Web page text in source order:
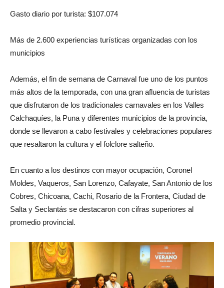
Gasto diario por turista: $107.074
Más de 2.600 experiencias turísticas organizadas con los
municipios
Además, el fin de semana de Carnaval fue uno de los puntos
más altos de la temporada, con una gran afluencia de turistas
que disfrutaron de los tradicionales carnavales en los Valles
Calchaquíes, la Puna y diferentes municipios de la provincia,
donde se llevaron a cabo festivales y celebraciones populares
que resaltaron la cultura y el folclore salteño.
En cuanto a los destinos con mayor ocupación, Coronel
Moldes, Vaqueros, San Lorenzo, Cafayate, San Antonio de los
Cobres, Chicoana, Cachi, Rosario de la Frontera, Ciudad de
Salta y Seclantás se destacaron con cifras superiores al
promedio provincial.